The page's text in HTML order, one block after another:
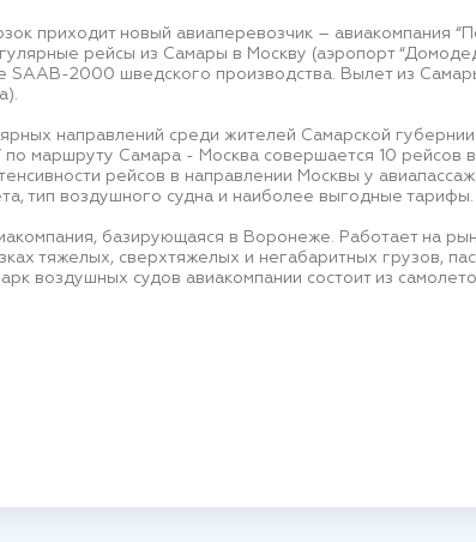
приходит новый авиаперевозчик – авиакомпания
рейсы из Самары в Москву (аэропорт
SAAB-2000 шведского производства. Вылет из
направлений среди жителей Самарской
маршруту Самара - Москва совершается 10 рейсов
рейсов в направлении Москвы у
тип воздушного судна и наиболее выгодные тарифы.
базирующаяся в Воронеже. Работает на
тяжелых, сверхтяжелых и негабаритных грузов,
воздушных судов авиакомпании состоит из